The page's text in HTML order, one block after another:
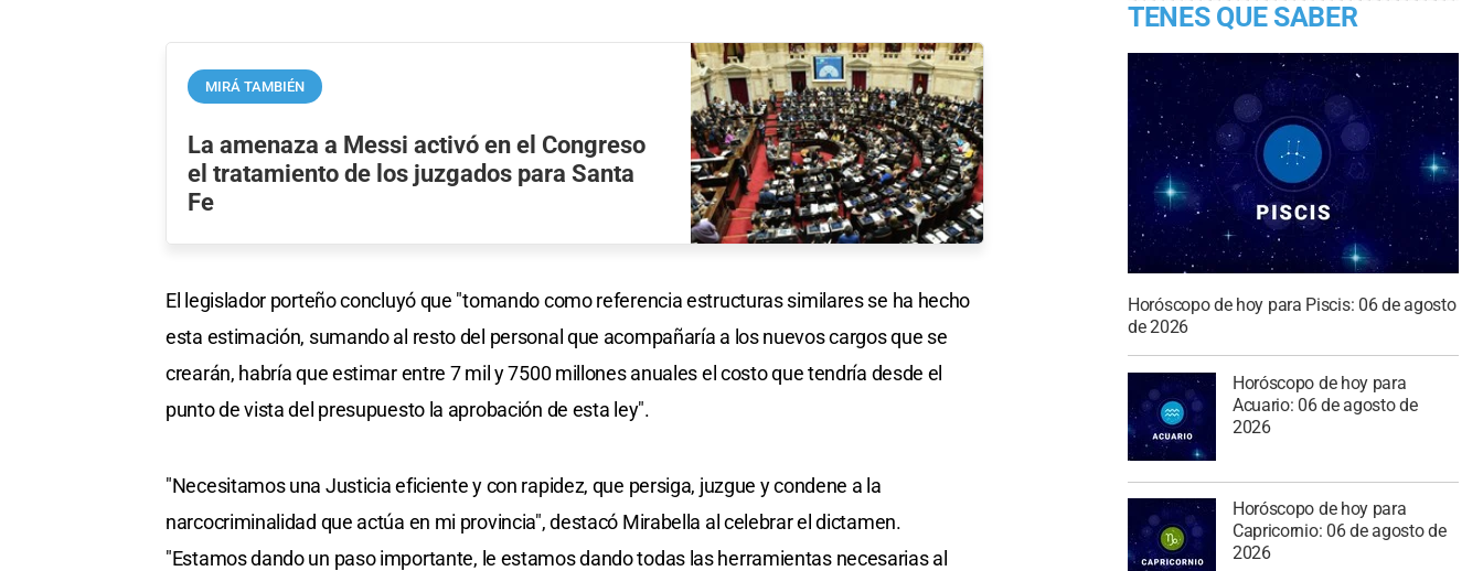
MIRÁ TAMBIÉN
La amenaza a Messi activó en el Congreso
el tratamiento de los juzgados para Santa
Fe
El legislador porteño concluyó que "tomando como referencia estructuras similares se ha hecho
esta estimación, sumando al resto del personal que acompañaría a los nuevos cargos que se
crearán, habría que estimar entre 7 mil y 7500 millones anuales el costo que tendría desde el
punto de vista del presupuesto la aprobación de esta ley".
"Necesitamos una Justicia eficiente y con rapidez, que persiga, juzgue y condene a la
narcocriminalidad que actúa en mi provincia", destacó Mirabella al celebrar el dictamen.
"Estamos dando un paso importante, le estamos dando todas las herramientas necesarias al
TENES QUE SABER
Horóscopo de hoy para Piscis: 06 de agosto
de 2026
Horóscopo de hoy para
Acuario: 06 de agosto de
2026
Horóscopo de hoy para
Capricornio: 06 de agosto de
2026